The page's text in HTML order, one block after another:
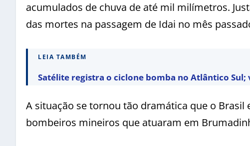
acumulados de chuva de até mil milímetros.
das mortes na passagem de Idai no mês
LEIA TAMBÉM
Satélite registra o ciclone bomba no Atlântico Sul;
A situação se tornou tão dramática que o
bombeiros mineiros que atuaram em